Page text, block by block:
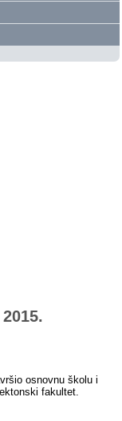
osnovnu školu i
fakultet.